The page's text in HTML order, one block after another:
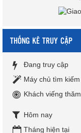
THỐNG KÊ TRUY CẬP
Đang truy cập
Máy chủ tìm kiếm
Khách viếng thăm
Hôm nay
Tháng hiện tại